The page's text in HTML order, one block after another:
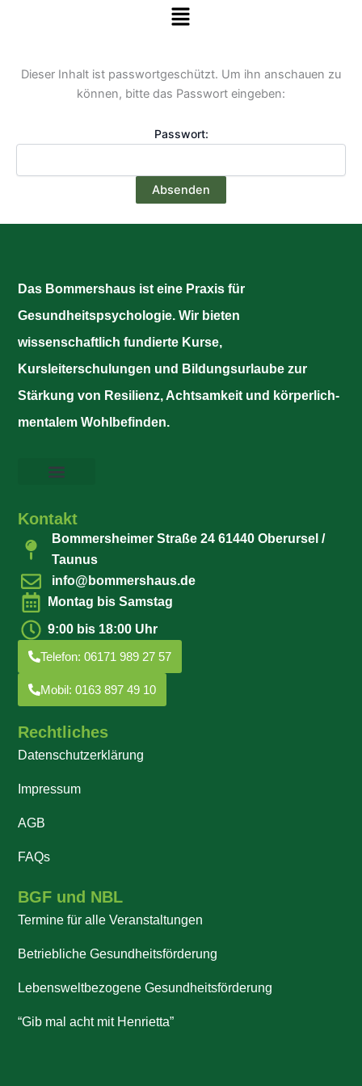
Menü
Dieser Inhalt ist passwortgeschützt. Um ihn anschauen zu
können, bitte das Passwort eingeben:
Passwort:
Das Bommershaus ist eine Praxis für
Gesundheitspsychologie. Wir bieten
wissenschaftlich fundierte Kurse,
Kursleiterschulungen und Bildungsurlaube zur
Stärkung von Resilienz, Achtsamkeit und körperlich-
mentalem Wohlbefinden.
BGF und NBL
Termine für alle Veranstaltungen
Betriebliche Gesundheitsförderung
Lebensweltbezogene Gesundheitsförderung
“Gib mal acht mit Henrietta”
Rechtliches
Datenschutzerklärung
Impressum
AGB
FAQs
Kontakt
Bommersheimer Straße 24 61440 Oberursel /
Taunus
info@bommershaus.de
Montag bis Samstag
9:00 bis 18:00 Uhr
Telefon: 06171 989 27 57
Mobil: 0163 897 49 10